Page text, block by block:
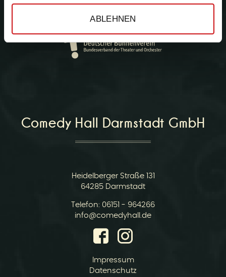
ABLEHNEN
e
Comedy Hall Darmstadt GmbH
Heidelberger Straße 131
64285 Darmstadt
Telefon: 06151 - 964266
E-
info@comedyhall.de
Impressum
Datenschutz